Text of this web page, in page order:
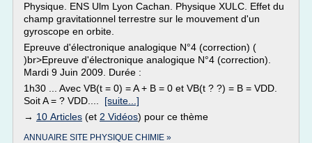
Physique. ENS Ulm Lyon Cachan. Physique XULC. Effet du
champ gravitationnel terrestre sur le mouvement d'un
gyroscope en orbite.
Epreuve d'électronique analogique N°4 (correction) (
)br>Epreuve d'électronique analogique N°4 (correction).
Mardi 9 Juin 2009. Durée :
1h30 ... Avec VB(t = 0) = A + B = 0 et VB(t ? ?) = B = VDD.
Soit A = ? VDD.... [suite...]
→ 10 Articles (et 2 Vidéos) pour ce thème
ANNUAIRE SITE PHYSIQUE CHIMIE »